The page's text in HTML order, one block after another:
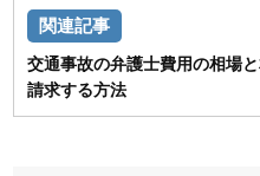
交通事故の弁護士費用の相場
請求する方法